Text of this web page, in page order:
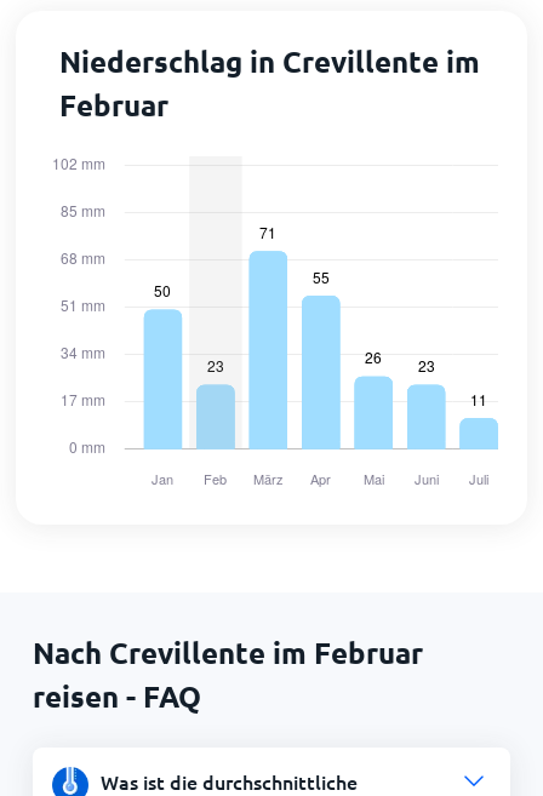
Niederschlag in Crevillente im
Februar
Nach Crevillente im Februar
reisen - FAQ
Was ist die durchschnittliche